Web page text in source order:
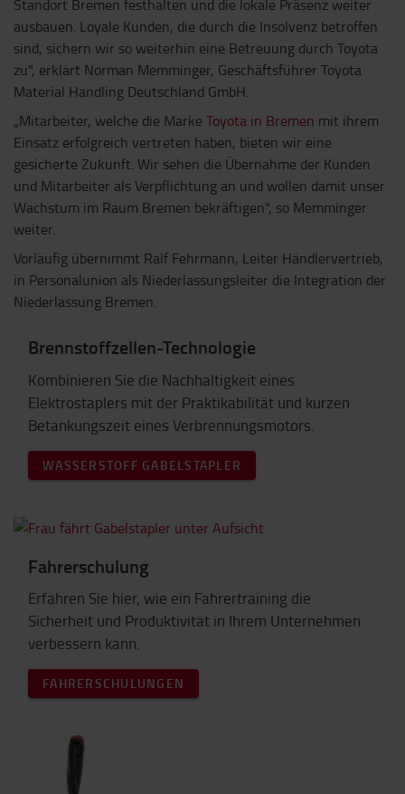
Standort Bremen festhalten und die lokale Präsenz weiter
ausbauen. Loyale Kunden, die durch die Insolvenz betroffen
sind, sichern wir so weiterhin eine Betreuung durch Toyota
zu", erklärt Norman Memminger, Geschäftsführer Toyota
Material Handling Deutschland GmbH.
„Mitarbeiter, welche die Marke Toyota in Bremen mit ihrem
Einsatz erfolgreich vertreten haben, bieten wir eine
gesicherte Zukunft. Wir sehen die Übernahme der Kunden
und Mitarbeiter als Verpflichtung an und wollen damit unser
Wachstum im Raum Bremen bekräftigen", so Memminger
weiter.
Vorläufig übernimmt Ralf Fehrmann, Leiter Händlervertrieb,
in Personalunion als Niederlassungsleiter die Integration der
Niederlassung Bremen.
Brennstoffzellen-Technologie
Kombinieren Sie die Nachhaltigkeit eines
Elektrostaplers mit der Praktikabilität und kurzen
Betankungszeit eines Verbrennungsmotors.
WASSERSTOFF GABELSTAPLER
Fahrerschulung
Erfahren Sie hier, wie ein Fahrertraining die
Sicherheit und Produktivität in Ihrem Unternehmen
verbessern kann.
FAHRERSCHULUNGEN